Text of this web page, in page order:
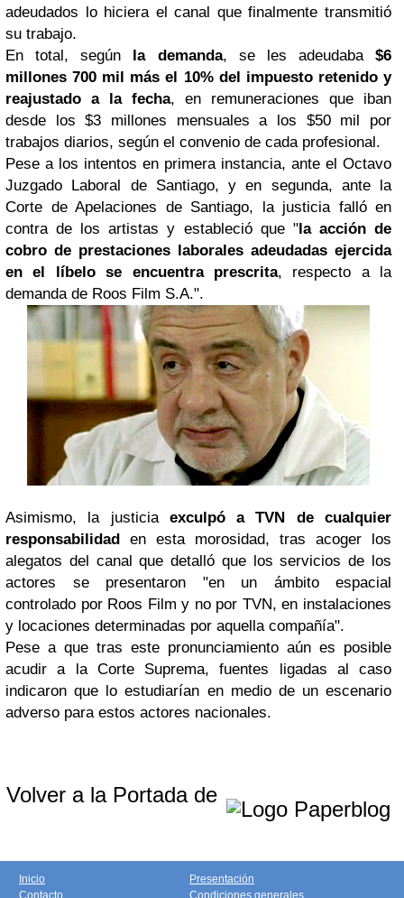
adeudados lo hiciera el canal que finalmente transmitió
su trabajo.
En total, según la demanda, se les adeudaba $6
millones 700 mil más el 10% del impuesto retenido y
reajustado a la fecha, en remuneraciones que iban
desde los $3 millones mensuales a los $50 mil por
trabajos diarios, según el convenio de cada profesional.
Pese a los intentos en primera instancia, ante el Octavo
Juzgado Laboral de Santiago, y en segunda, ante la
Corte de Apelaciones de Santiago, la justicia falló en
contra de los artistas y estableció que "la acción de
cobro de prestaciones laborales adeudadas ejercida
en el líbelo se encuentra prescrita, respecto a la
demanda de Roos Film S.A.".
Asimismo, la justicia exculpó a TVN de cualquier
responsabilidad en esta morosidad, tras acoger los
alegatos del canal que detalló que los servicios de los
actores se presentaron "en un ámbito espacial
controlado por Roos Film y no por TVN, en instalaciones
y locaciones determinadas por aquella compañía".
Pese a que tras este pronunciamiento aún es posible
acudir a la Corte Suprema, fuentes ligadas al caso
indicaron que lo estudiarían en medio de un escenario
adverso para estos actores nacionales.
Volver a la Portada de
Inicio
Contacto
Presentación
Condiciones generales